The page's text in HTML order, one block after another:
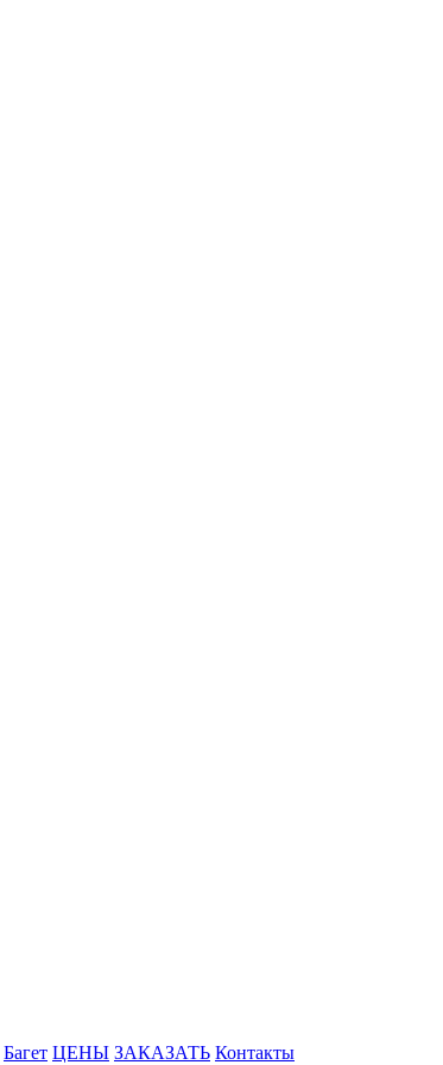
Багет ЦЕНЫ ЗАКАЗАТЬ Контакты